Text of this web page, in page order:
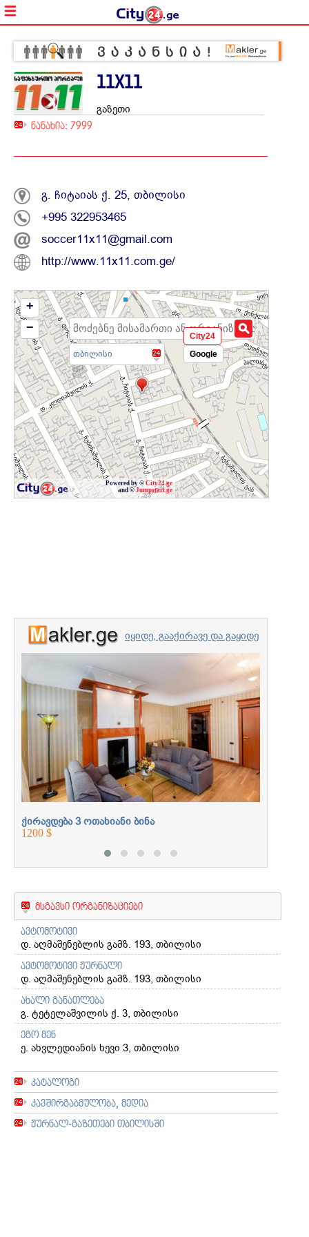
11X11
გაზეთი
ნანახია: 7999
გ. ჩიტაიას ქ. 25, თბილისი
+995 322953465
soccer11x11@gmail.com
http://www.11x11.com.ge/
თბილისი
Powered by ©City24.ge
and ©Jumpstart.ge
+
−
City24
Google
იყიდე, გააქირავე და გაყიდე
პროფესიონალებთან
ერთად
ქირავდება 3 ოთახიანი ბინა
1200 $
მსგავსი ორგანიზაციები
ავტომოტივი
დ. აღმაშენებლის გამზ. 193, თბილისი
ავტომოტივი ჟურნალი
დ. აღმაშენებლის გამზ. 193, თბილისი
ახალი განათლება
გ. ტეტელაშვილის ქ. 3, თბილისი
ეგო მენ
ე. ახვლედიანის ხევი 3, თბილისი
კატალოგი
კავშირგაბმულობა, მედია
ჟურნალ-გაზეთები თბილისში